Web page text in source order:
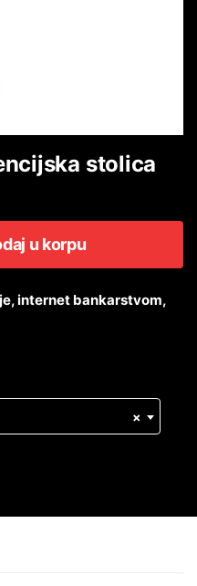
stolica
u korpu
internet bankarstvom,
×